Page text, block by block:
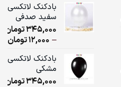
بادکنک لاتکسی
سفید صدفی
345,000تومان
–
12,000تومان
بادکنک لاتکسی
مشکی
345,000تومان